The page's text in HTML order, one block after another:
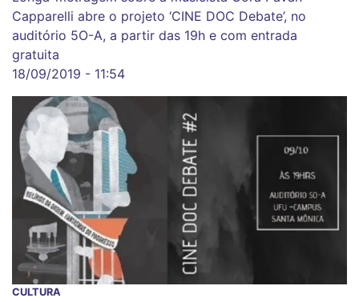
Capparelli abre o projeto ‘CINE DOC Debate’, no
auditório 5O-A, a partir das 19h e com entrada
gratuita
18/09/2019 - 11:54
CULTURA